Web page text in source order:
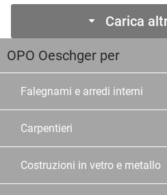
Carica
OPO Oeschger per
Falegnami e arredi interni
Carpentieri
Costruzioni in vetro e metallo